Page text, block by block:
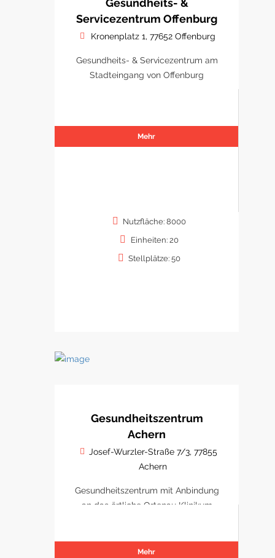
Gesundheits- &
Servicezentrum Offenburg
Kronenplatz 1, 77652 Offenburg
Gesundheits- & Servicezentrum am
Stadteingang von Offenburg
Mehr
Nutzfläche: 8000
Einheiten: 20
Stellplätze: 50
Gesundheitszentrum
Achern
Josef-Wurzler-Straße 7/3, 77855
Achern
Gesundheitszentrum mit Anbindung
an das örtliche Ortenau Klinikum
Mehr